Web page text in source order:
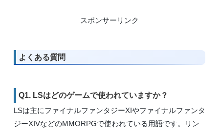
スポンサーリンク
よくある質問
Q1. LSはどのゲームで使われていますか？
LSは主にファイナルファンタジーXIやファイナルファンタ
ジーXIVなどのMMORPGで使われている用語です。リン